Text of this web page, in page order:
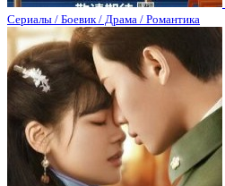
Сериалы / Боевик / Драма / Романтика